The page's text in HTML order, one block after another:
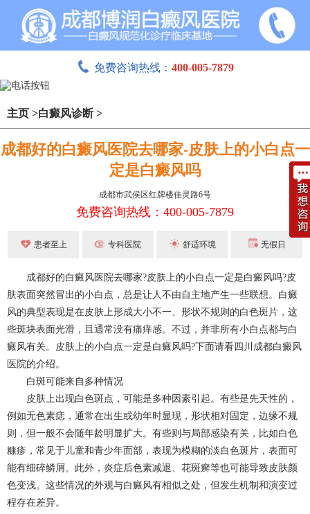
免费咨询热线： 400-005-7879
主页 >白癜风诊断 >
成都好的白癜风医院去哪家-皮肤上的小白点一
定是白癜风吗
成都市武侯区红牌楼佳灵路6号
免费咨询热线：400-005-7879
患者至上 专科医院 舒适环境 无假日
成都好的白癜风医院去哪家?皮肤上的小白点一定是白癜风吗?皮
肤表面突然冒出的小白点，总是让人不由自主地产生一些联想。白癜
风的典型表现是在皮肤上形成大小不一、形状不规则的白色斑片，这
些斑块表面光滑，且通常没有痛痒感。不过，并非所有小白点都与白
癜风有关。皮肤上的小白点一定是白癜风吗?下面请看四川 成都白癜风
医院的介绍。
白斑可能来自多种情况
皮肤上出现白色斑点，可能是多种因素引起。有些是先天性的，
例如无色素痣，通常在出生或幼年时显现，形状相对固定，边缘不规
则，但一般不会随年龄明显扩大。有些则与局部感染有关，比如白色
糠疹，常见于儿童和青少年面部，表现为模糊的淡白色斑片，表面可
能有细碎鳞屑。此外，炎症后色素减退、花斑癣等也可能导致皮肤颜
色变浅。这些情况的外观与白癜风有相似之处，但发生机制和演变过
程存在差异。